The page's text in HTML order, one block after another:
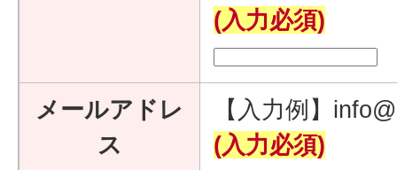
(入力必須)
メールアドレ
ス
【入力例】
(入力必須)